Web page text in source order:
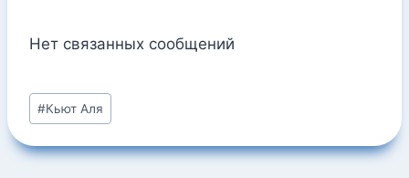
Нет связанных сообщений
Метки
записи:
#Кьют Аля